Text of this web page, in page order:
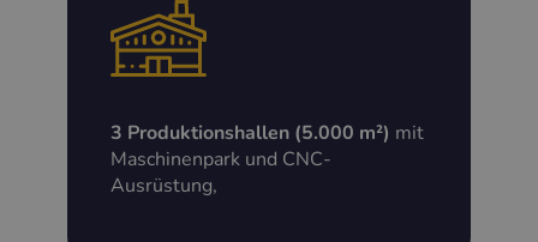
3 Produktionshallen (5.000 m²) mit
Maschinenpark und CNC-
Ausrüstung,